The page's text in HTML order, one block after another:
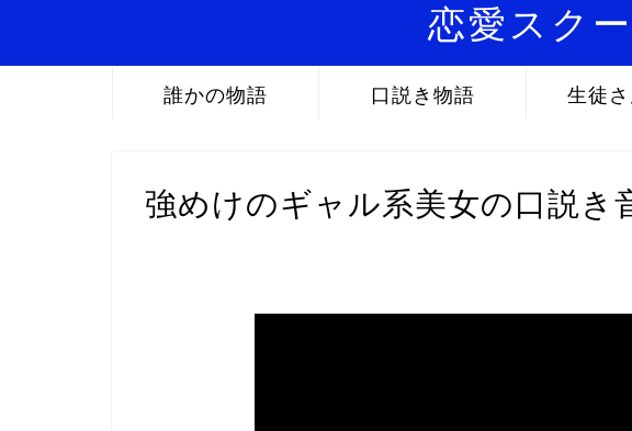
恋愛スク
誰かの物語 口説き物語 生徒
強めけのギャル系美女の口説